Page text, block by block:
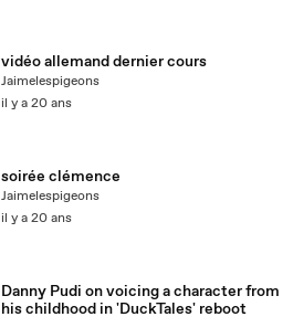
vidéo allemand dernier cours
Jaimelespigeons
il y a 20 ans
soirée clémence
Jaimelespigeons
il y a 20 ans
Danny Pudi on voicing a character from
his childhood in 'DuckTales' reboot